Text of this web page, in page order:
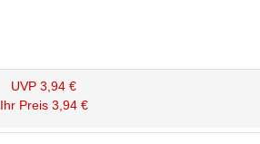
UVP 3,94 €
Ihr Preis 3,94 €